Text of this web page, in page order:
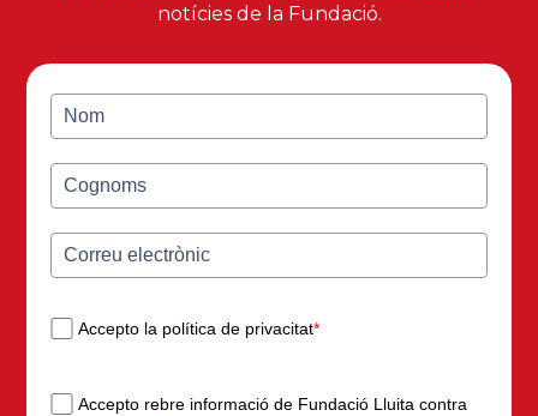
notícies de la Fundació.
Accepto la política de privacitat*
Accepto rebre informació de Fundació Lluita contra